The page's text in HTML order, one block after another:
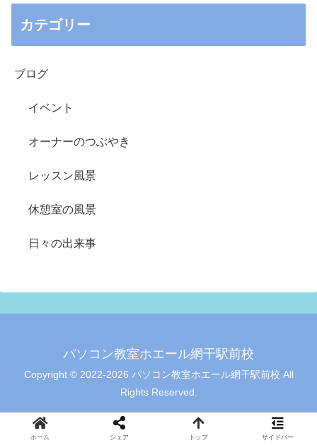
カテゴリー
ブログ
イベント
オーナーのつぶやき
レッスン風景
休憩室の風景
日々の出来事
パソコン教室ホエール網干駅前校
Copyright © 2022-2026 パソコン教室ホエール網干駅前校 All
Rights Reserved.
ホーム シェア トップ サイドバー